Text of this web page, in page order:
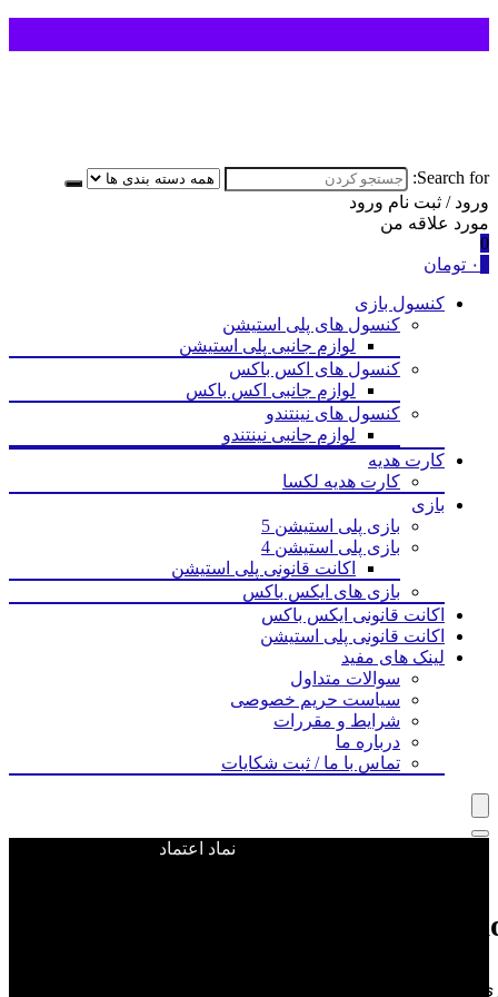
Search for:
ورود / ثبت نام ورود
مورد علاقه من
0
۰ تومان
کنسول بازی
کنسول های پلی استیشن
لوازم جانبی پلی استیشن
کنسول های اکس باکس
لوازم جانبی اکس باکس
کنسول های نینتندو
لوازم جانبی نینتندو
کارت هدیه
کارت هدیه لکسا
بازی‌
بازی پلی استیشن 5
بازی پلی استیشن 4
اکانت قانونی پلی استیشن
بازی های ایکس باکس
اکانت قانونی ایکس باکس
اکانت قانونی پلی استیشن
لینک های مفید
سوالات متداول
سیاست حریم خصوصی
شرایط و مقررات
درباره ما
تماس با ما / ثبت شکایات
نماد اعتماد